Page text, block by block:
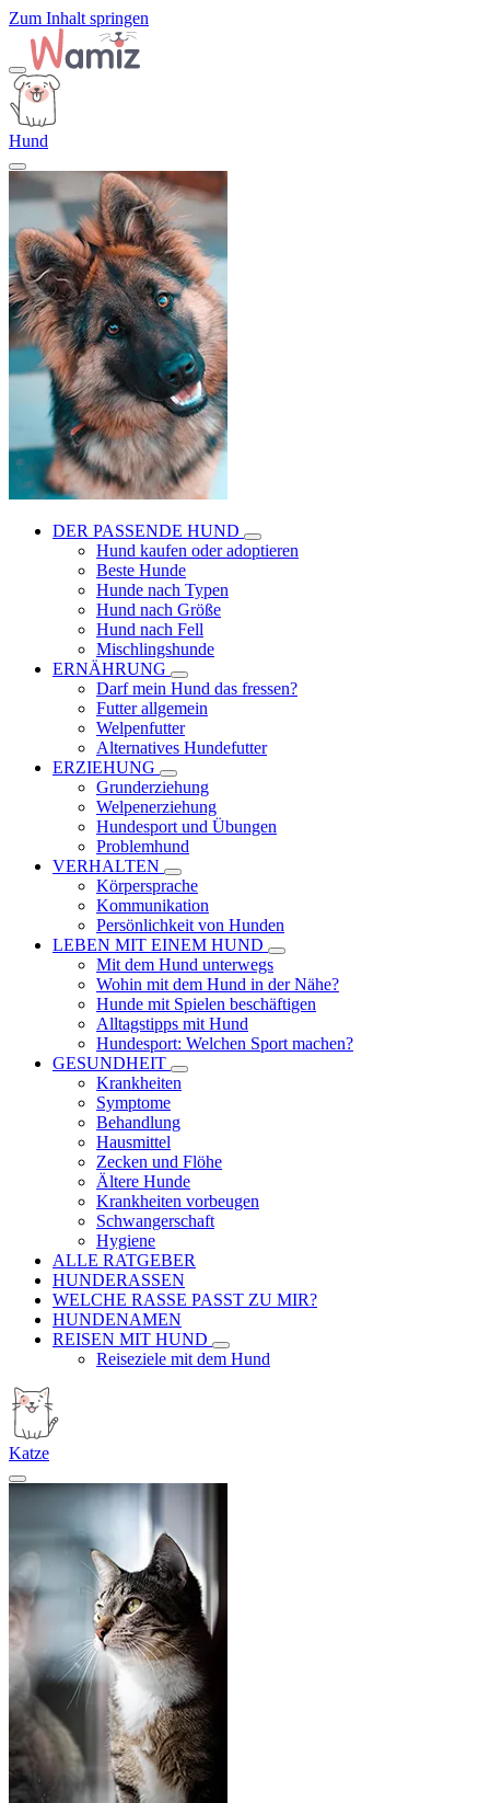
Zum Inhalt springen
Hund
DER PASSENDE HUND
Hund kaufen oder adoptieren
Beste Hunde
Hunde nach Typen
Hund nach Größe
Hund nach Fell
Mischlingshunde
ERNÄHRUNG
Darf mein Hund das fressen?
Futter allgemein
Welpenfutter
Alternatives Hundefutter
ERZIEHUNG
Grunderziehung
Welpenerziehung
Hundesport und Übungen
Problemhund
VERHALTEN
Körpersprache
Kommunikation
Persönlichkeit von Hunden
LEBEN MIT EINEM HUND
Mit dem Hund unterwegs
Wohin mit dem Hund in der Nähe?
Hunde mit Spielen beschäftigen
Alltagstipps mit Hund
Hundesport: Welchen Sport machen?
GESUNDHEIT
Krankheiten
Symptome
Behandlung
Hausmittel
Zecken und Flöhe
Ältere Hunde
Krankheiten vorbeugen
Schwangerschaft
Hygiene
ALLE RATGEBER
HUNDERASSEN
WELCHE RASSE PASST ZU MIR?
HUNDENAMEN
REISEN MIT HUND
Reiseziele mit dem Hund
Katze